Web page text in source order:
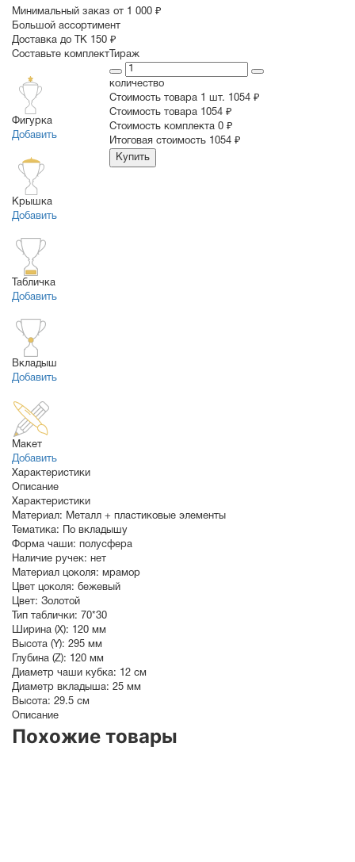
Минимальный заказ от 1 000 ₽
Большой ассортимент
Доставка до ТК 150 ₽
Составьте комплект
Фигурка
Добавить
Крышка
Добавить
Табличка
Добавить
Вкладыш
Добавить
Макет
Добавить
Тираж
количество
Стоимость товара 1 шт.
1054 ₽
Cтоимость товара
1054 ₽
Стоимость комплекта 0 ₽
Итоговая стоимость
1054 ₽
Купить
Характеристики
Описание
Характеристики
Материал: Металл + пластиковые элементы
Тематика:
По вкладышу
Форма чаши: полусфера
Наличие ручек: нет
Материал цоколя: мрамор
Цвет цоколя: бежевый
Цвет: Золотой
Тип таблички: 70*30
Ширина (X): 120 мм
Высота (Y): 295 мм
Глубина (Z): 120 мм
Диаметр чаши кубка: 12 см
Диаметр вкладыша: 25 мм
Высота: 29.5 см
Описание
Похожие товары